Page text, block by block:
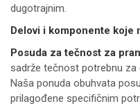
dugotrajnim.
Delovi i komponente koje
Posuda za tečnost za
sadrže tečnost potrebnu
Naša ponuda obuhvata
prilagođene specifičnim